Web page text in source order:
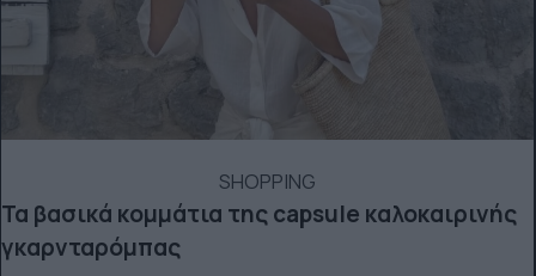
SHOPPING
Τα βασικά κομμάτια της capsule καλοκαιρινής
γκαρνταρόμπας